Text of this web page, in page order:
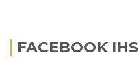
FACEBOOK IHS